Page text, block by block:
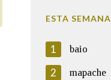
ESTA SEMANA
1 baio
2 mapache